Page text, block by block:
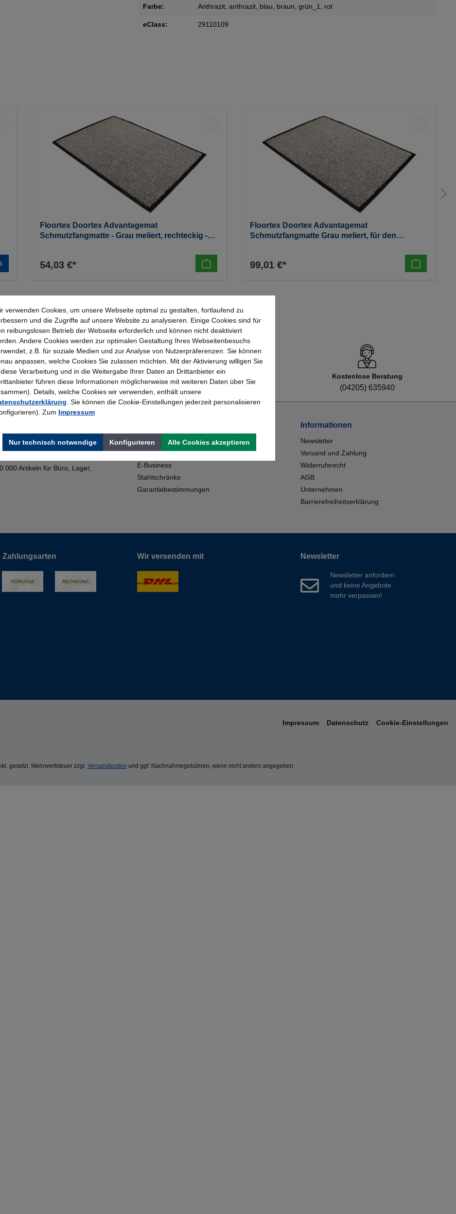
Farbe: Anthrazit, anthrazit, blau, braun, grün_1, rot
eClass: 29110109
Floortex Doortex Advantagemat
Schmutzfangmatte - Grau meliert, rechteckig -
54,03 €*
Floortex Doortex Advantagemat
Schmutzfangmatte Grau meliert, für den
99,01 €*
Topmarken
Faire Preise
Erfahrung Kostenlose Beratung
(04205) 635940
Partner für den Kauf von
Artikeln für Büro, Lager,
Kontakt
Downloads
E-Business
Stahlschränke
Garantiebestimmungen
Informationen
Newsletter
Versand und Zahlung
Widerrufsrecht
AGB
Unternehmen
Barrierefreiheitserklärung
Zahlungsarten Wir versenden mit Newsletter
Newsletter anfordern
und keine Angebote
mehr verpassen!
Impressum Datenschutz Cookie-Einstellungen
gesetzl. Mehrwertsteuer zzgl. Versandkosten und ggf. Nachnahmegebühren, wenn nicht anders angegeben.
verwenden Cookies, um unsere Webseite optimal zu gestalten, fortlaufend zu
und die Zugriffe auf unsere Website zu analysieren. Einige Cookies sind für
reibungslosen Betrieb der Webseite erforderlich und können nicht deaktiviert
Andere Cookies werden zur optimalen Gestaltung Ihres Webseitenbesuchs
z.B. für soziale Medien und zur Analyse von Nutzerpräferenzen. Sie können
anpassen, welche Cookies Sie zulassen möchten. Mit der Aktivierung willigen Sie
Verarbeitung und in die Weitergabe Ihrer Daten an Drittanbieter ein
führen diese Informationen möglicherweise mit weiteren Daten über Sie
Details, welche Cookies wir verwenden, enthält unsere
. Sie können die Cookie-Einstellungen jederzeit personalisieren
Zum Impressum
Nur technisch notwendige Konfigurieren Alle Cookies akzeptieren